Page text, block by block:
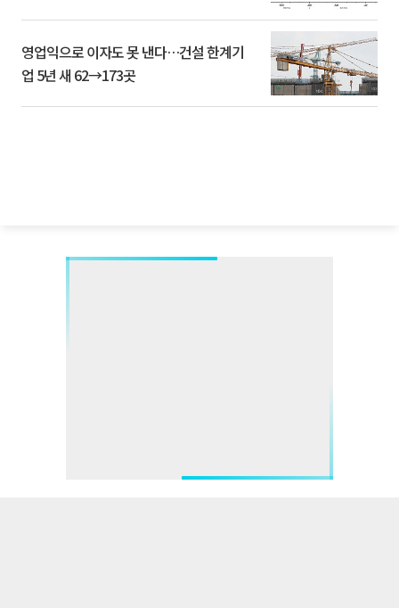
영업익으로 이자도 못 낸다…건설 한계기
업 5년 새 62→173곳